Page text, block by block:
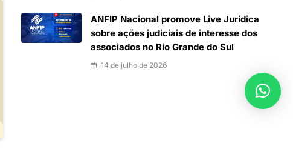
ANFIP Nacional promove Live Jurídica
sobre ações judiciais de interesse dos
associados no Rio Grande do Sul
14 de julho de 2026